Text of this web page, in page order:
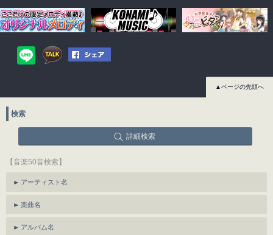
▲ページの先頭へ
検索
詳細検索
【音楽50音検索】
アーティスト名
楽曲名
アルバム名